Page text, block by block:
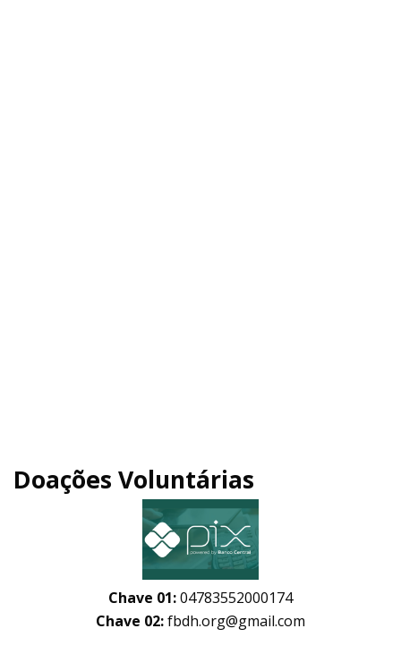
Doações Voluntárias
Chave 01:04783552000174
Chave 02:fbdh.org@gmail.com